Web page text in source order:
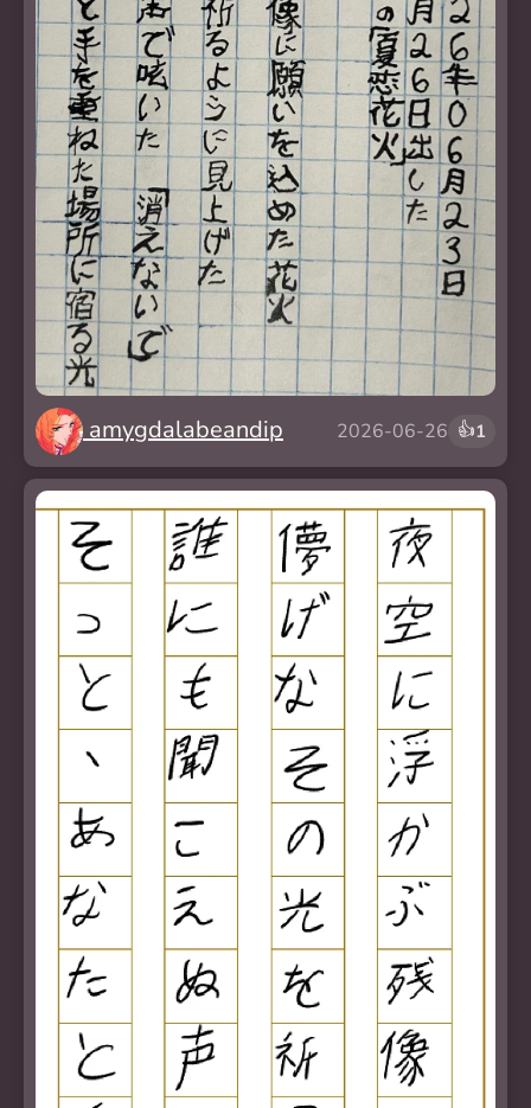
amygdalabeandip 2026-06-26 👍1